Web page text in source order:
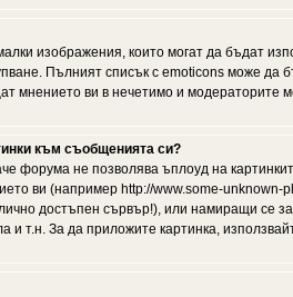
изображения, които могат да бъдат
Пълният списък с emoticons може да
мнението ви в нечетимо и модераторите
към съобщенията си?
форума не позволява ъплоуд на
ви (например http://www.some-
достъпен сървър!), или намиращи се
и т.н. За да приложите картинка,